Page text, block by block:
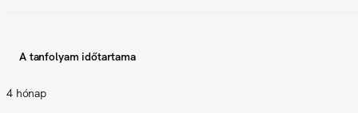
A tanfolyam időtartama
4 hónap